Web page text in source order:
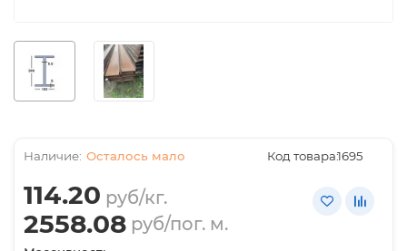
Осталось мало Код товара:1695
114.20 руб/кг.
2558.08 руб/пог. м.